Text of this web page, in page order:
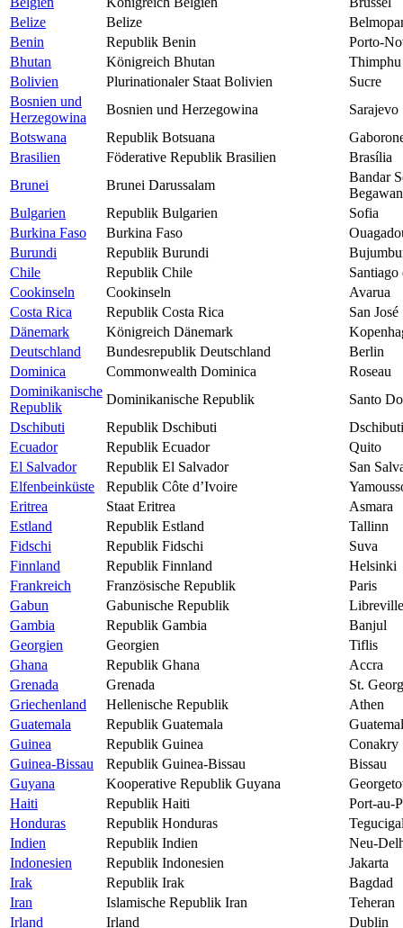
Belize
Belize
Benin
Republik Benin
Porto-
Bhutan
Königreich Bhutan
Thimphu
Bolivien
Plurinationaler Staat Bolivien
Sucre
Bosnien und
Herzegowina
Bosnien und Herzegowina
Sarajevo
Botswana
Republik Botsuana
Brasilien
Föderative Republik Brasilien
Brasília
Brunei
Brunei Darussalam
Bandar
Begawan
Bulgarien
Republik Bulgarien
Sofia
Burkina Faso
Burkina Faso
Burundi
Republik Burundi
Chile
Republik Chile
Cookinseln
Cookinseln
Avarua
Costa Rica
Republik Costa Rica
San José
Dänemark
Königreich Dänemark
Deutschland
Bundesrepublik Deutschland
Berlin
Dominica
Commonwealth Dominica
Roseau
Dominikanische
Republik
Dominikanische Republik
Santo
Dschibuti
Republik Dschibuti
Ecuador
Republik Ecuador
Quito
El Salvador
Republik El Salvador
San
Elfenbeinküste
Republik Côte d’Ivoire
Eritrea
Staat Eritrea
Asmara
Estland
Republik Estland
Tallinn
Fidschi
Republik Fidschi
Suva
Finnland
Republik Finnland
Helsinki
Frankreich
Französische Republik
Paris
Gabun
Gabunische Republik
Libreville
Gambia
Republik Gambia
Banjul
Georgien
Georgien
Tiflis
Ghana
Republik Ghana
Accra
Grenada
Grenada
St.
Griechenland
Hellenische Republik
Athen
Guatemala
Republik Guatemala
Guinea
Republik Guinea
Conakry
Guinea-Bissau
Republik Guinea-Bissau
Bissau
Guyana
Kooperative Republik Guyana
Haiti
Republik Haiti
Port-au-
Honduras
Republik Honduras
Indien
Republik Indien
Neu-
Indonesien
Republik Indonesien
Jakarta
Irak
Republik Irak
Bagdad
Iran
Islamische Republik Iran
Teheran
Irland
Irland
Dublin